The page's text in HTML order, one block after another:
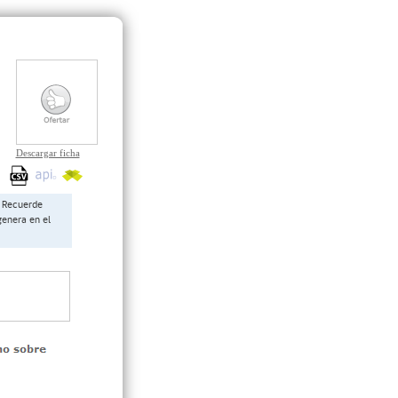
en el
Descargar ficha